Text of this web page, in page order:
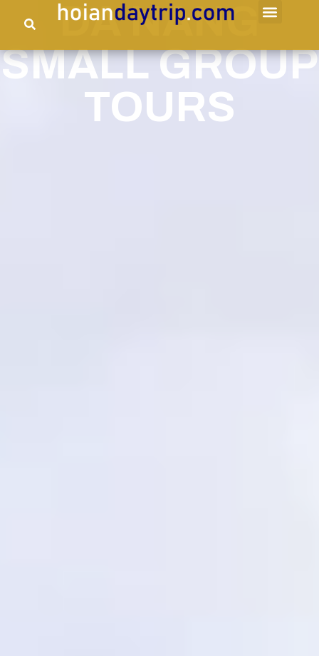
DA NANG
SMALL GROUP
TOURS